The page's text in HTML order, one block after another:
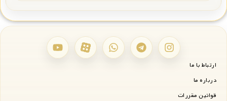
ارتباط با ما
درباره ما
قوانین مقررات